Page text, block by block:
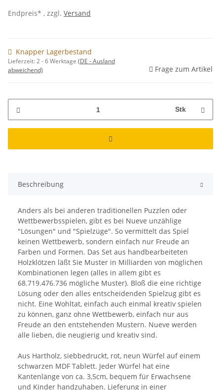
Endpreis* , zzgl. Versand
Knapper Lagerbestand
Lieferzeit:2 - 6 Werktage (DE - Ausland
abweichend)
Frage zum Artikel
Stk
Beschreibung
Anders als bei anderen traditionellen Puzzlen oder
Wettbewerbsspielen, gibt es bei Nueve unzählige
"Lösungen" und "Spielzüge". So vermittelt das Spiel
keinen Wettbewerb, sondern einfach nur Freude an
Farben und Formen. Das Set aus handbearbeiteten
Holzklötzen läßt Sie Muster in Milliarden von möglichen
Kombinationen legen (alles in allem gibt es
68.719.476.736 mögliche Muster). Bloß die eine richtige
Lösung oder den alles entscheidenden Spielzug gibt es
nicht. Eine Wohltat, einfach auch einmal kreativ spielen
zu können, ganz ohne Wettbewerb, einfach nur aus
Freude an den entstehenden Mustern. Nueve werden
alle lieben, die neugierig und kreativ sind.
Aus Hartholz, siebbedruckt, rot, neun Würfel auf einem
schwarzen MDF Tablett. Jeder Würfel hat eine
Kantenlänge von ca. 3,5cm, bequem für Erwachsene
und Kinder handzuhaben. Lieferung in einer